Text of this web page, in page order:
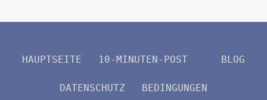
HAUPTSEITE 10-MINUTEN-POST BLOG
DATENSCHUTZ BEDINGUNGEN